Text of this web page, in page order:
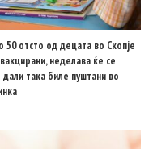
50 отсто од децата во Скопје
неделава ќе се
дали така биле пуштани во